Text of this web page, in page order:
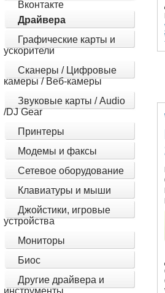
Вконтакте
Драйвера
Графические карты и
ускорители
Сканеры / Цифровые
камеры / Веб-камеры
Звуковые карты / Audio
/DJ Gear
Принтеры
Модемы и факсы
Сетевое оборудование
Клавиатуры и мыши
Джойстики, игровые
устройства
Мониторы
Биос
Другие драйвера и
инструменты